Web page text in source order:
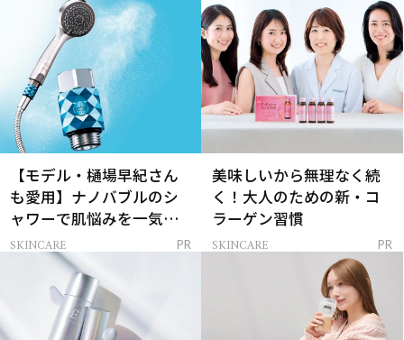
【モデル・樋場早紀さん
も愛用】ナノバブルのシ
ャワーで肌悩みを一気に
解決
SKINCARE PR
美味しいから無理なく続
く！大人のための新・コ
ラーゲン習慣
SKINCARE PR